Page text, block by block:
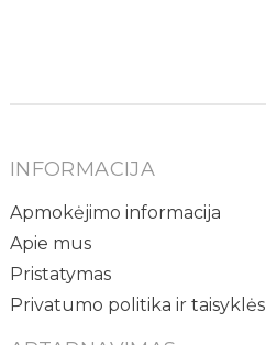
INFORMACIJA
Apmokėjimo informacija
Apie mus
Pristatymas
Privatumo politika ir taisyklės